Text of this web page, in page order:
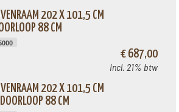
202 X 101,5 CM
88 CM
€ 687,00
Incl. 21% btw
202 X 101,5 CM
88 CM